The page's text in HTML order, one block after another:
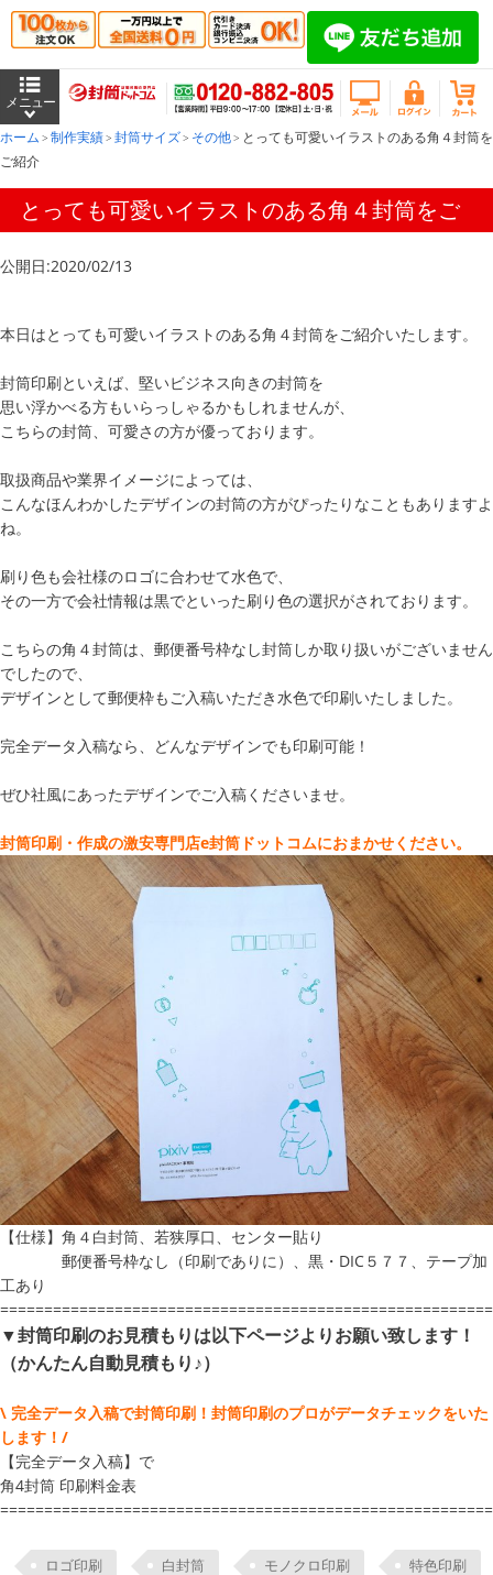
ホーム 制作実績 封筒サイズ その他
とっても可愛いイラストのある角４封筒を
ご紹介
とっても可愛いイラストのある角４封筒をご
紹介
公開日:2020/02/13
本日はとっても可愛いイラストのある角４封筒をご紹介いたします。
封筒印刷といえば、堅いビジネス向きの封筒を
思い浮かべる方もいらっしゃるかもしれませんが、
こちらの封筒、可愛さの方が優っております。
取扱商品や業界イメージによっては、
こんなほんわかしたデザインの封筒の方がぴったりなこともありますよ
ね。
刷り色も会社様のロゴに合わせて水色で、
その一方で会社情報は黒でといった刷り色の選択がされております。
こちらの角４封筒は、郵便番号枠なし封筒しか取り扱いがございません
でしたので、
デザインとして郵便枠もご入稿いただき水色で印刷いたしました。
完全データ入稿なら、どんなデザインでも印刷可能！
ぜひ社風にあったデザインでご入稿くださいませ。
封筒印刷・作成の激安専門店e封筒ドットコムにおまかせください。
【仕様】角４白封筒、若狭厚口、センター貼り
郵便番号枠なし（印刷でありに）、黒・DIC５７７、テープ加
工あり
▼封筒印刷のお見積もりは以下ページよりお願い致します！
（かんたん自動見積もり♪）
\ 完全データ入稿で封筒印刷！封筒印刷のプロがデータチェックをいた
します！/
【完全データ入稿】で
角4封筒 印刷料金表
ロゴ印刷 白封筒 モノクロ印刷 特色印刷